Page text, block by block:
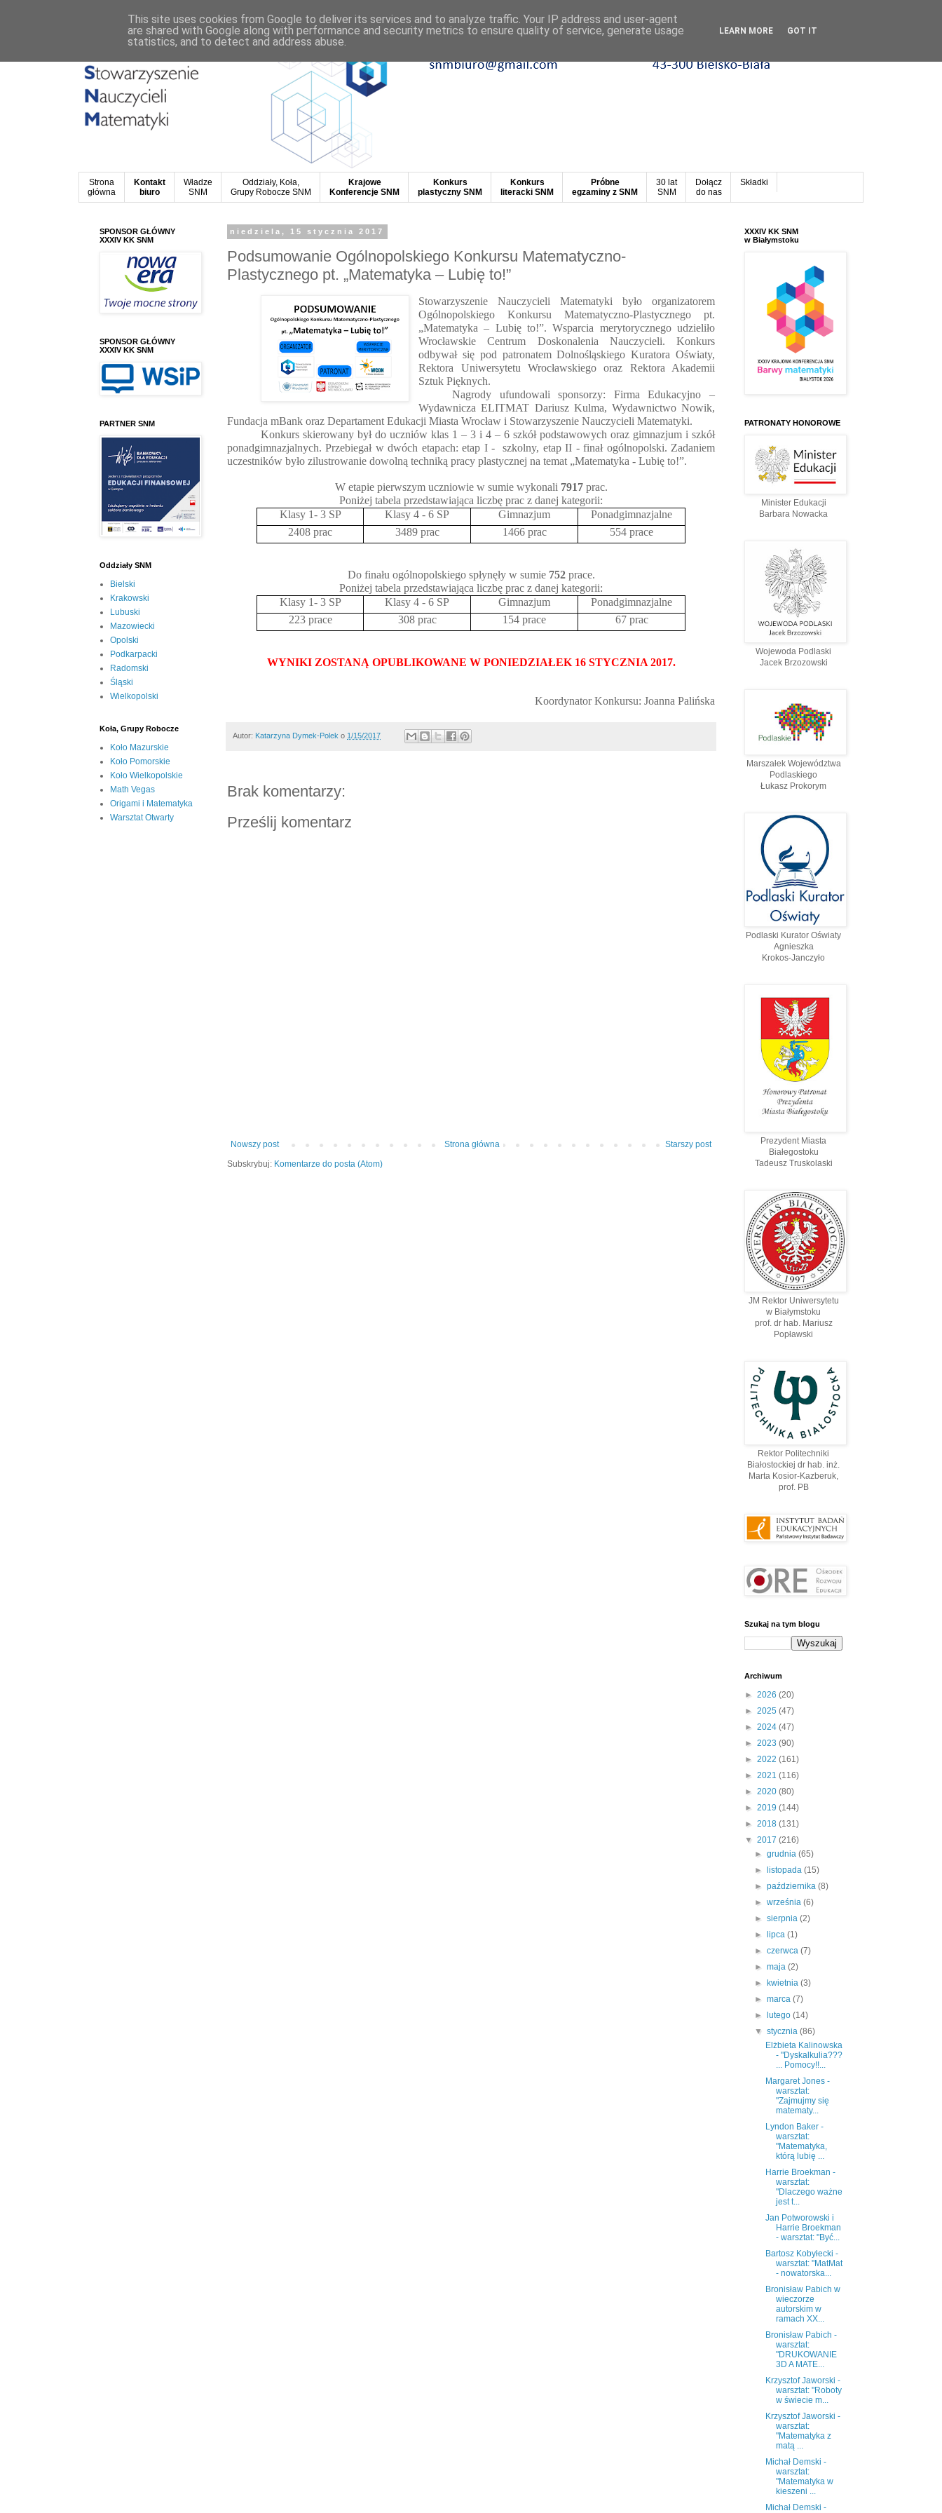
Strona
główna
Kontakt
biuro
Władze
SNM
Oddziały, Koła,
Grupy Robocze SNM
Krajowe
Konferencje SNM
Konkurs
plastyczny SNM
Konkurs
literacki SNM
Próbne
egzaminy z SNM
30 lat
SNM
Dołącz
do nas
Składki
niedziela, 15 stycznia 2017
Podsumowanie Ogólnopolskiego Konkursu Matematyczno-
Plastycznego pt. „Matematyka – Lubię to!”
Stowarzyszenie Nauczycieli Matematyki było organizatorem
Ogólnopolskiego Konkursu Matematyczno-Plastycznego pt.
„Matematyka – Lubię to!”. Wsparcia merytorycznego udzieliło
Wrocławskie Centrum Doskonalenia Nauczycieli. Konkurs
odbywał się pod patronatem Dolnośląskiego Kuratora Oświaty,
Rektora Uniwersytetu Wrocławskiego oraz Rektora Akademii
Sztuk Pięknych.
Nagrody ufundowali sponsorzy: Firma Edukacyjno –
Wydawnicza ELITMAT Dariusz Kulma, Wydawnictwo Nowik,
Fundacja mBank oraz Departament Edukacji Miasta Wrocław i Stowarzyszenie Nauczycieli Matematyki.
Konkurs skierowany był do uczniów klas 1 – 3 i 4 – 6 szkół podstawowych oraz gimnazjum i szkół
ponadgimnazjalnych. Przebiegał w dwóch etapach: etap I - szkolny, etap II - finał ogólnopolski. Zadaniem
uczestników było zilustrowanie dowolną techniką pracy plastycznej na temat „Matematyka - Lubię to!”.
W etapie pierwszym uczniowie w sumie wykonali 7917prac.
Poniżej tabela przedstawiająca liczbę prac z danej kategorii:
Klasy 1- 3 SP
Klasy 4 - 6 SP Gimnazjum
Ponadgimnazjalne
2408 prac
3489 prac 1466 prac 554 prace
Do finału ogólnopolskiego spłynęły w sumie 752prace.
Poniżej tabela przedstawiająca liczbę prac z danej kategorii:
Klasy 1- 3 SP
Klasy 4 - 6 SP Gimnazjum
Ponadgimnazjalne
223 prace
308 prac 154 prace 67 prac
WYNIKI ZOSTANĄ OPUBLIKOWANE W PONIEDZIAŁEK 16 STYCZNIA 2017.
Koordynator Konkursu: Joanna Palińska
Autor: Katarzyna Dymek-Polek o 1/15/2017
Brak komentarzy:
Prześlij komentarz
Nowszy post Starszy post
Strona główna
Subskrybuj: Komentarze do posta (Atom)
SPONSOR GŁÓWNY
XXXIV KK SNM
SPONSOR GŁÓWNY
XXXIV KK SNM
PARTNER SNM
Oddziały SNM
Bielski
Krakowski
Lubuski
Mazowiecki
Opolski
Podkarpacki
Radomski
Śląski
Wielkopolski
Koła, Grupy Robocze
Koło Mazurskie
Koło Pomorskie
Koło Wielkopolskie
Math Vegas
Origami i Matematyka
Warsztat Otwarty
XXXIV KK SNM
w Białymstoku
PATRONATY HONOROWE
Minister Edukacji
Barbara Nowacka
Wojewoda Podlaski
Jacek Brzozowski
Marszałek Województwa
Podlaskiego
Łukasz Prokorym
Podlaski Kurator Oświaty
Agnieszka
Krokos-Janczyło
Prezydent Miasta
Białegostoku
Tadeusz Truskolaski
JM Rektor Uniwersytetu
w Białymstoku
prof. dr hab. Mariusz
Popławski
Rektor Politechniki
Białostockiej dr hab. inż.
Marta Kosior-Kazberuk,
prof. PВ
Szukaj na tym blogu
Archiwum
► 2026 (20)
► 2025 (47)
► 2024 (47)
► 2023 (90)
► 2022 (161)
► 2021 (116)
► 2020 (80)
► 2019 (144)
► 2018 (131)
▼ 2017 (216)
►grudnia(65)
►
listopada(15)
►października(8)
►września(6)
►sierpnia(2)
►
lipca(1)
►czerwca(7)
►maja(2)
►
kwietnia(3)
►marca(7)
►
lutego(14)
▼stycznia(86)
Elżbieta Kalinowska
- "Dyskalkulia???
... Pomocy!!...
Margaret Jones -
warsztat:
"Zajmujmy się
matematy...
Lyndon Baker -
warsztat:
"Matematyka,
którą lubię ...
Harrie Broekman -
warsztat:
"Dlaczego ważne
jest t...
Jan Potworowski i
Harrie Broekman
- warsztat: "Być...
Bartosz Kobyłecki -
warsztat: "MatMat
- nowatorska...
Bronisław Pabich w
wieczorze
autorskim w
ramach XX...
Bronisław Pabich -
warsztat:
"DRUKOWANIE
3D A MATE...
Krzysztof Jaworski -
warsztat: "Roboty
w świecie m...
Krzysztof Jaworski -
warsztat:
"Matematyka z
matą ...
Michał Demski -
warsztat:
"Matematyka w
kieszeni ...
Michał Demski -
This site uses cookies from Google to deliver its services and to analyze traffic. Your IP address and user-agent
are shared with Google along with performance and security metrics to ensure quality of service, generate usage
statistics, and to detect and address abuse.
LEARN MORE GOT IT